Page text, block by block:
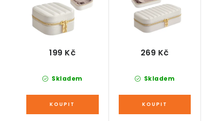
Skladem
199 Kč
Skladem
269 Kč